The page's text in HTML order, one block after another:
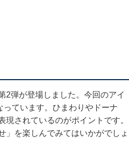
2弾が登場しました。今回のアイ
ています。ひまわりやドーナ
されているのがポイントです。
」を楽しんでみてはいかがでしょ